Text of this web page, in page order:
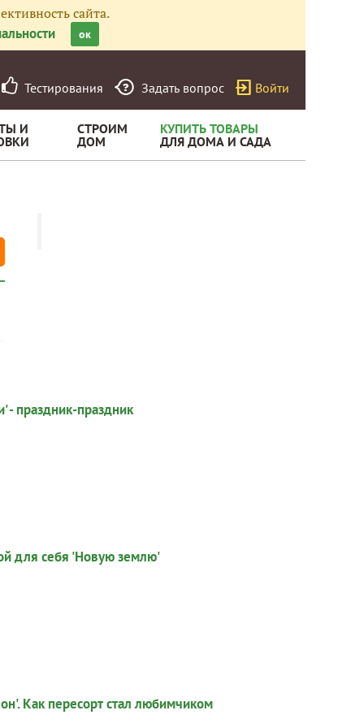
сайта.
ок
Тестирования Задать вопрос Войти
И
СТРОИМ
ДОМ
КУПИТЬ ТОВАРЫ
ДЛЯ ДОМА И САДА